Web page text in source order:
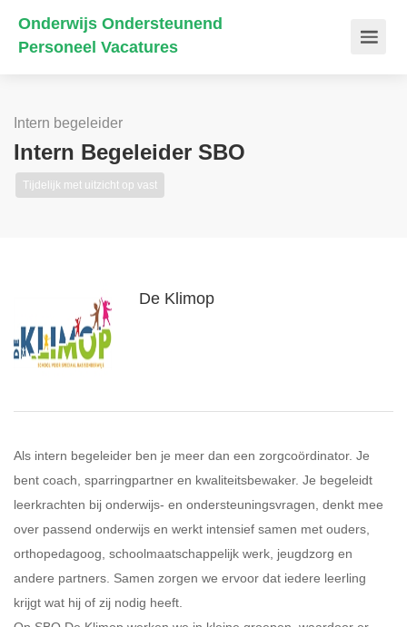
Onderwijs Ondersteunend
Personeel Vacatures
Intern begeleider
Intern Begeleider SBO
Tijdelijk met uitzicht op vast
De Klimop
Als intern begeleider ben je meer dan een zorgcoördinator. Je
bent coach, sparringpartner en kwaliteitsbewaker. Je begeleidt
leerkrachten bij onderwijs- en ondersteuningsvragen, denkt mee
over passend onderwijs en werkt intensief samen met ouders,
orthopedagoog, schoolmaatschappelijk werk, jeugdzorg en
andere partners. Samen zorgen we ervoor dat iedere leerling
krijgt wat hij of zij nodig heeft.